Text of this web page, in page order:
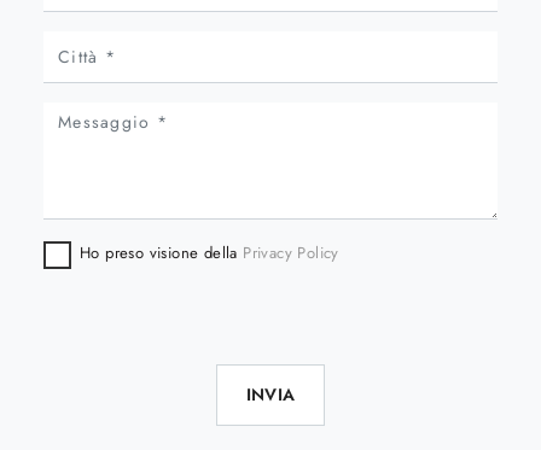
Ho preso visione della Privacy Policy
INVIA